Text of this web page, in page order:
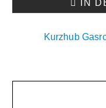
IN
Kurzhub